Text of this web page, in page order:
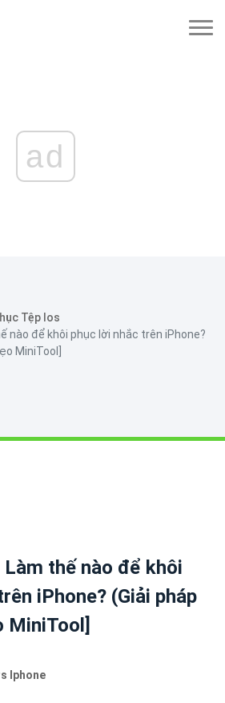
ad
Tệp Ios
nào để khôi phục lời nhắc trên iPhone?
MiniTool]
thế nào để khôi
iPhone? (Giải pháp
MiniTool]
Iphone